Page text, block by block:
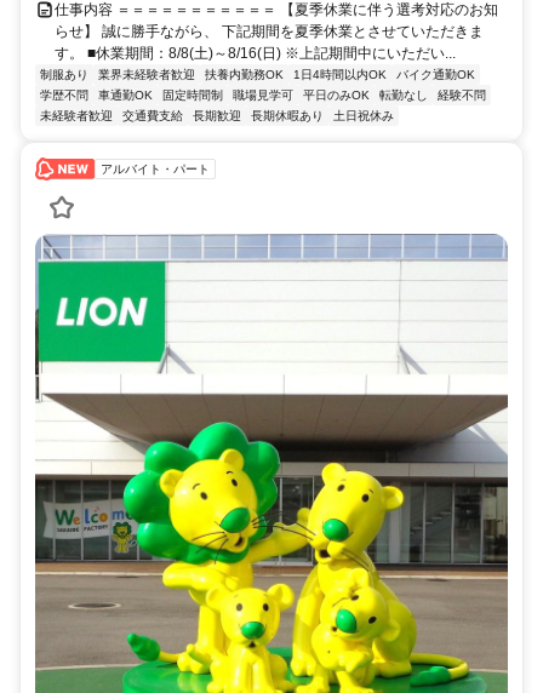
仕事内容 ＝＝＝＝＝＝＝＝＝＝＝ 【夏季休業に伴う選考対応のお知
らせ】 誠に勝手ながら、 下記期間を夏季休業とさせていただきま
す。 ■休業期間：8/8(土)～8/16(日) ※上記期間中にいただい...
制服あり 業界未経験者歓迎 扶養内勤務OK 1日4時間以内OK
バイク通勤OK
学歴不問
車通勤OK 固定時間制 職場見学可 平日のみOK 転勤なし
経験不問
未経験者歓迎
交通費支給 長期歓迎 長期休暇あり 土日祝休み
アルバイト・パート